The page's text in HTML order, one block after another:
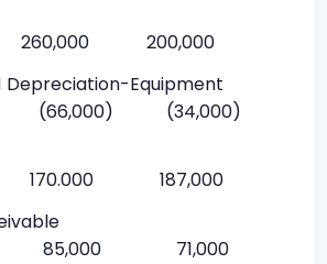
200,000
Depreciation-Equipment
(34,000)
187,000
Receivable
71,000